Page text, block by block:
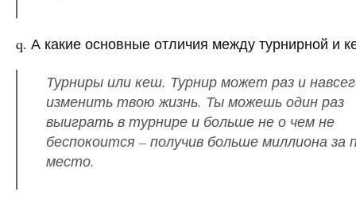
q. А какие основные отличия между турнирной и
Турниры или кеш. Турнир может раз и
изменить твою жизнь. Ты можешь один раз
выиграть в турнире и больше не о чем не
беспокоится – получив больше миллиона за
место.